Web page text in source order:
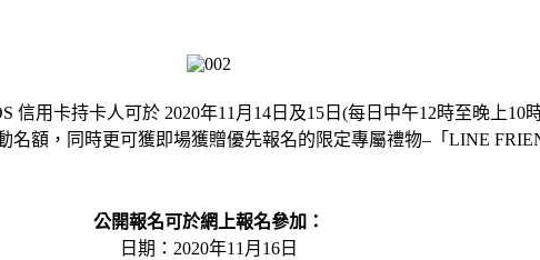
用卡持卡人可於 2020年11月14日及15日(每日中午12時至晚上10
名額，同時更可獲即場獲贈優先報名的限定專屬禮物–「LINE
公開報名可於網上報名參加：
日期：2020年11月16日